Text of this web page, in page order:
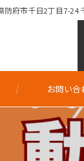
防府市千日2丁目7-24
お問い合